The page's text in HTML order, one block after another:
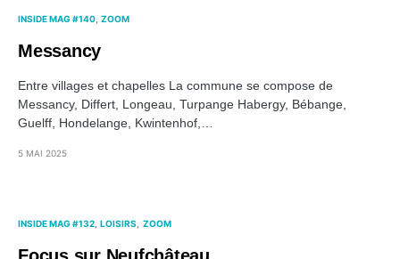
INSIDE MAG #140 ZOOM
Messancy
Entre villages et chapelles La commune se compose de
Messancy, Differt, Longeau, Turpange Habergy, Bébange,
Guelff, Hondelange, Kwintenhof,…
5 MAI 2025
INSIDE MAG #132 LOISIRS ZOOM